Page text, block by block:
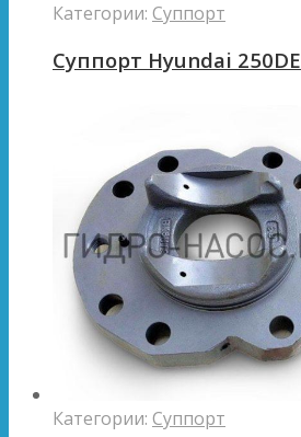
Категории: Суппорт
Суппорт Hyundai 250DE
Категории: Суппорт